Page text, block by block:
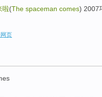
啦(The spaceman comes) 2007
页